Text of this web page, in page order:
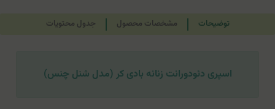
توضیحات مشخصات محصول جدول محتویات
اسپری دئودورانت زنانه بادی کر (مدل شنل چنس)